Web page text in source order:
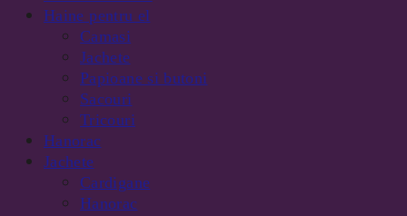
Haine pentru el
Camasi
Jachete
Papioane si butoni
Sacouri
Tricouri
Hanorac
Jachete
Cardigane
Hanorac